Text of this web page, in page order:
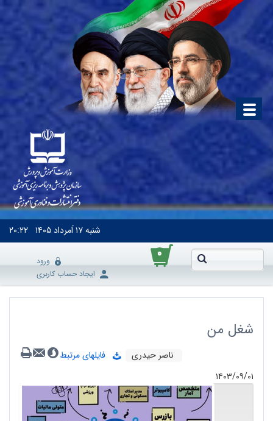
شنبه۱۷ اَمرداد ۱۴۰۵ ۲۰:۲۲
۰
ورود
ایجاد حساب کاربری
شغل من
ناصر حیدری
فایلهای مرتبط
۱۴۰۳/۰۹/۰۱